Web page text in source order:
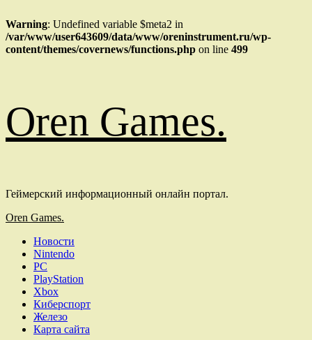
Warning: Undefined variable $meta2 in
/var/www/user643609/data/www/oreninstrument.ru/wp-
content/themes/covernews/functions.php on line 499
к
содержимому
Oren Games.
Геймерский информационный онлайн портал.
Основное
Oren Games.
Новости
Nintendo
PC
PlayStation
Xbox
Киберспорт
Железо
Карта сайта